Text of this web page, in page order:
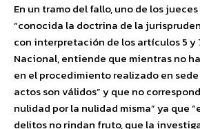
En un tramo del fallo, uno de los
“conocida la doctrina de la
con interpretación de los artículos 5 y
Nacional, entiende que mientras no
en el procedimiento realizado en
actos son válidos” y que no
nulidad por la nulidad misma” ya que
delitos no rindan fruto, que la